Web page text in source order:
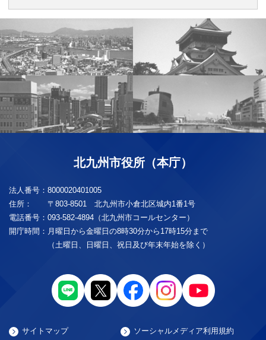
北九州市役所（本庁）
法人番号： 8000020401005
住所：
〒803-8501 北九州市小倉北区城内1番1号
電話番号： 093-582-4894（北九州市コールセンター）
開庁時間： 月曜日から金曜日の8時30分から17時15分まで
（土曜日、日曜日、祝日及び年末年始を除く）
サイトマップ ソーシャルメディア利用規約